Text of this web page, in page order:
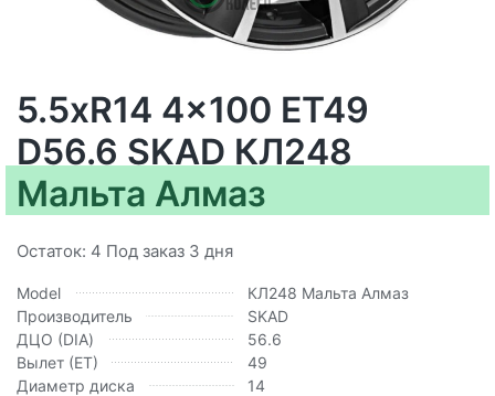
5.5xR14 4x100 ET49
D56.6 SKAD КЛ248
Мальта Алмаз
Остаток: 4 Под заказ 3 дня
Model
КЛ248 Мальта Алмаз
Производитель
SKAD
ДЦО (DIA)
56.6
Вылет (ЕТ)
49
Диаметр диска
14